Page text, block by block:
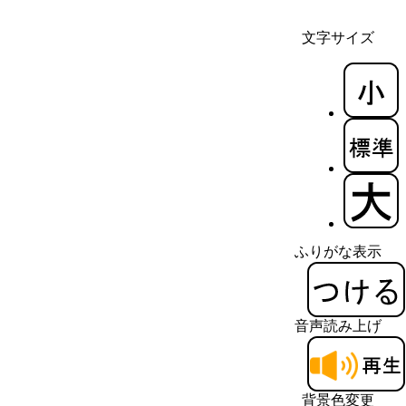
文字サイズ
ふりがな表示
音声読み上げ
背景色変更